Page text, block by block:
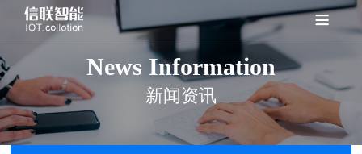
News Information
新闻资讯